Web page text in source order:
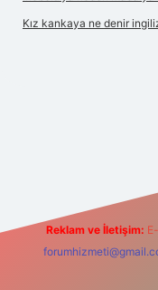
Kız kankaya ne denir
Reklam ve İletişim: